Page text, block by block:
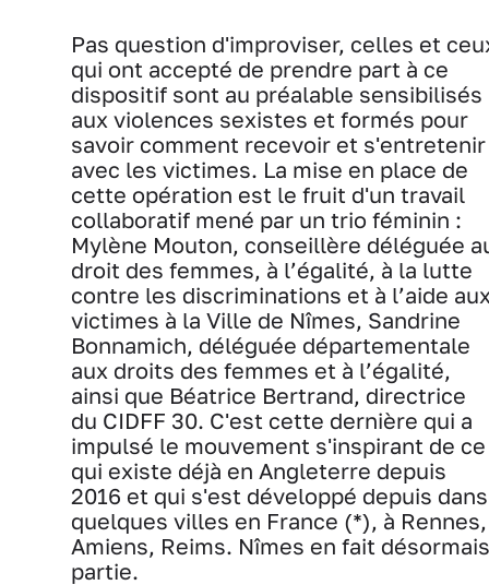
Pas question d'improviser, celles et
qui ont accepté de prendre part à ce
dispositif sont au préalable sensibilisés
aux violences sexistes et formés pour
savoir comment recevoir et s'entretenir
avec les victimes. La mise en place de
cette opération est le fruit d'un travail
collaboratif mené par un trio féminin :
Mylène Mouton, conseillère déléguée
droit des femmes, à l’égalité, à la lutte
contre les discriminations et à l’aide
victimes à la Ville de Nîmes, Sandrine
Bonnamich, déléguée départementale
aux droits des femmes et à l’égalité,
ainsi que Béatrice Bertrand, directrice
du CIDFF 30. C'est cette dernière qui a
impulsé le mouvement s'inspirant de ce
qui existe déjà en Angleterre depuis
2016 et qui s'est développé depuis dans
quelques villes en France (*), à Rennes,
Amiens, Reims. Nîmes en fait désormais
partie.